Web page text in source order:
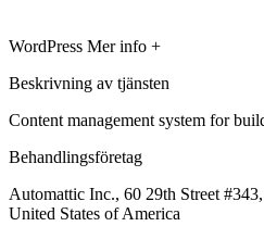
WordPress Mer info +
Beskrivning av tjänsten
Content management system for
Behandlingsföretag
Automattic Inc., 60 29th Street
United States of America